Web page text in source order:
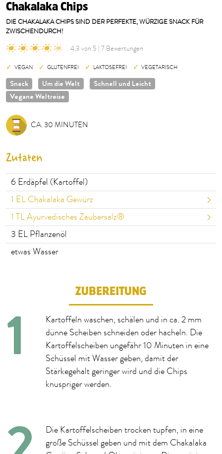
Chakalaka Chips
DIE CHAKALAKA CHIPS SIND DER PERFEKTE, WÜRZIGE SNACK FÜR
ZWISCHENDURCH!
4,3 von 5 | 7 Bewertungen
VEGAN GLUTENFREI LAKTOSEFREI VEGETARISCH
Snack Um die Welt
Schnell und Leicht
Vegane Weltreise
CA. 30 MINUTEN
Zutaten
6 Erdäpfel (Kartoffel)
1 EL Chakalaka Gewürz
1 TL Ayurvedisches Zaubersalz®
3 EL Pflanzenöl
etwas Wasser
ZUBEREITUNG
Kartoffeln waschen, schälen und in ca. 2 mm
dünne Scheiben schneiden oder hacheln. Die
Kartoffelscheiben ungefähr 10 Minuten in eine
Schüssel mit Wasser geben, damit der
Stärkegehalt geringer wird und die Chips
knuspriger werden.
Die Kartoffelscheiben trocken tupfen, in eine
große Schüssel geben und mit dem Chakalaka